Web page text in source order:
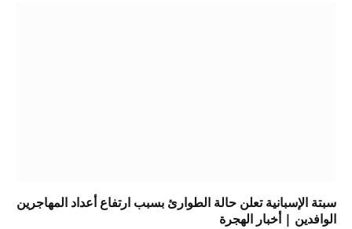
سبتة الإسبانية تعلن حالة الطوارئ بسبب ارتفاع أعداد المهاجرين
الوافدين | أخبار الهجرة